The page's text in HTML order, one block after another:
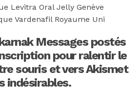
Levitra Oral Jelly Genève
Vardenafil Royaume Uni
Messages postés
pour ralentir le
souris et vers Akismet
indésirables.